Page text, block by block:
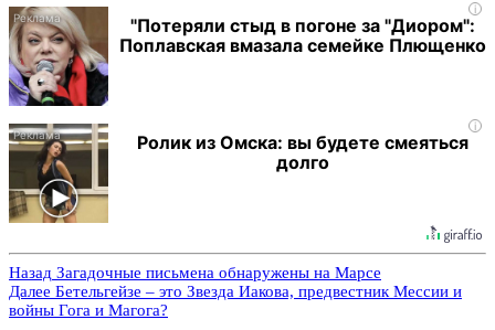
i
"Потеряли стыд в погоне за "Диором":
Поплавская вмазала семейке Плющенко
i
Ролик из Омска: вы будете смеяться
долго
Назад Загадочные письмена обнаружены на Марсе
Далее Бетельгейзе – это Звезда Иакова, предвестник Мессии и
войны Гога и Магога?